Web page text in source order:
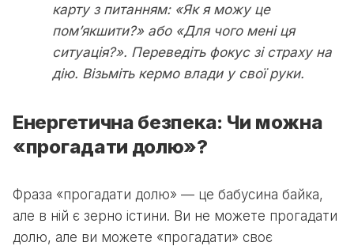
карту з питанням: «Як я можу це
пом’якшити?» або «Для чого мені ця
ситуація?». Переведіть фокус зі страху на
дію. Візьміть кермо влади у свої руки.
Енергетична безпека: Чи можна
«прогадати долю»?
Фраза «прогадати долю» — це бабусина байка,
але в ній є зерно істини. Ви не можете прогадати
долю, але ви можете «прогадати» своє